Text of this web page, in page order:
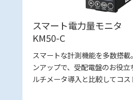
スマート電力量モニタ
KM50-C
スマートな計測機能を多数搭載
ンアップで、受配電盤のお役
ルチメータ導入と比較してコス